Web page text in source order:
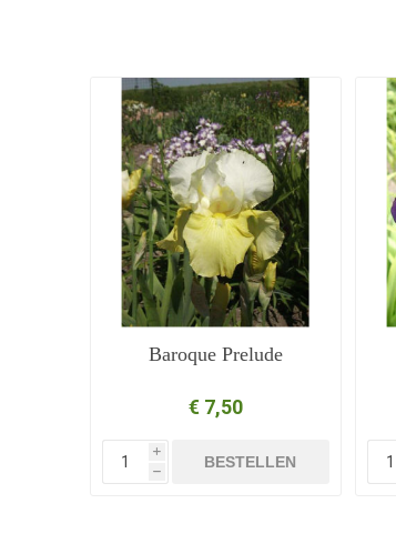
Baroque Prelude
€ 7,50
i
h
BESTELLEN